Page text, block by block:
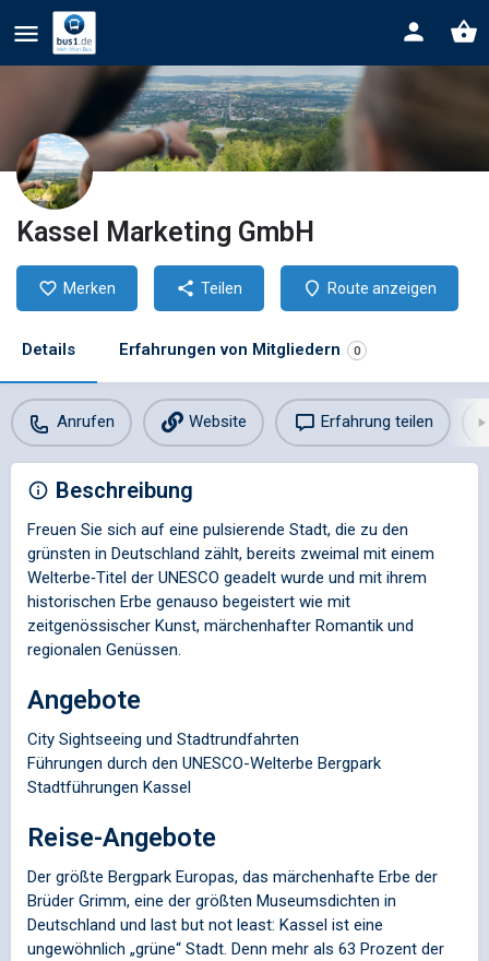
Kassel Marketing GmbH
Merken Teilen Route anzeigen
Details Erfahrungen von Mitgliedern 0
Anrufen Website Erfahrung teilen
Beschreibung
Freuen Sie sich auf eine pulsierende Stadt, die zu den
grünsten in Deutschland zählt, bereits zweimal mit einem
Welterbe‐Titel der UNESCO geadelt wurde und mit ihrem
historischen Erbe genauso begeistert wie mit
zeitgenössischer Kunst, märchenhafter Romantik und
regionalen Genüssen.
Angebote
City Sightseeing und Stadtrundfahrten
Führungen durch den UNESCO-Welterbe Bergpark
Stadtführungen Kassel
Reise-Angebote
Der größte Bergpark Europas, das märchenhafte Erbe der
Brüder Grimm, eine der größten Museumsdichten in
Deutschland und last but not least: Kassel ist eine
ungewöhnlich „grüne“ Stadt. Denn mehr als 63 Prozent der